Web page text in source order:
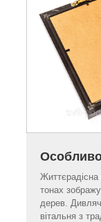
тонах
дерев.
вітальня з